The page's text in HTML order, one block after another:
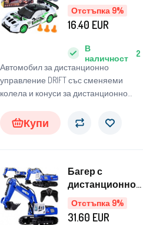
Отстъпка 9%
управление
RC0506
Автомобил за дистанционно
управление DRIFT със сменяеми
колела и конуси за дистанционно
В
наличност
2
16.40 EUR
Купи
Отстъпка 9%
Багер с
дистанционно
управление
Caterpillar RC0593
31.60 EUR